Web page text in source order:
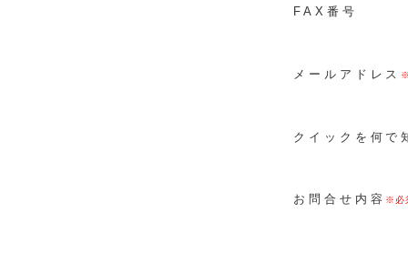
FAX番号
メールアドレス
クイックを何で
お問合せ内容